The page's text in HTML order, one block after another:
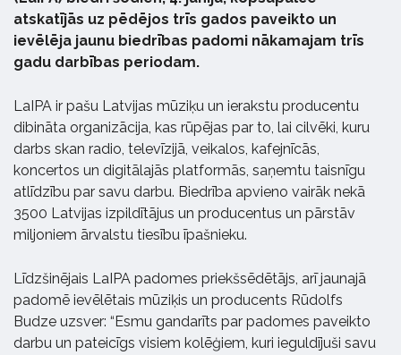
atskatījās uz pēdējos trīs gados paveikto un
ievēlēja jaunu biedrības padomi nākamajam trīs
gadu darbības periodam.
LaIPA ir pašu Latvijas mūziķu un ierakstu producentu
dibināta organizācija, kas rūpējas par to, lai cilvēki, kuru
darbs skan radio, televīzijā, veikalos, kafejnīcās,
koncertos un digitālajās platformās, saņemtu taisnīgu
atlīdzību par savu darbu. Biedrība apvieno vairāk nekā
3500 Latvijas izpildītājus un producentus un pārstāv
miljoniem ārvalstu tiesību īpašnieku.
Līdzšinējais LaIPA padomes priekšsēdētājs, arī jaunajā
padomē ievēlētais mūziķis un producents Rūdolfs
Budze uzsver: “Esmu gandarīts par padomes paveikto
darbu un pateicīgs visiem kolēģiem, kuri ieguldījuši savu